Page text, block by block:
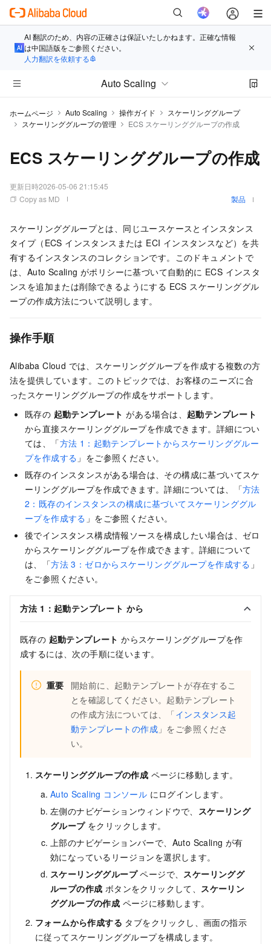
AI 翻訳のため、内容の正確さは保証いたしかねます。正確な情報
は中国語版をご参照ください。
人力翻訳を依頼する
Auto Scaling
ホームページ Auto Scaling 操作ガイド
スケーリンググループ
スケーリンググループの管理
ECS スケーリンググループの作成
ECS スケーリンググループの作成
更新日時2026-05-06 21:15:45
Copy as MD
製品
スケーリンググループとは、同じユースケースとインスタンス
タイプ（ECS インスタンスまたは ECI インスタンスなど）を共
有するインスタンスのコレクションです。このドキュメントで
は、Auto Scaling がポリシーに基づいて自動的に ECS インスタ
ンスを追加または削除できるようにする ECS スケーリンググル
ープの作成方法について説明します。
操作手順
Alibaba Cloud では、スケーリンググループを作成する複数の方
法を提供しています。このトピックでは、お客様のニーズに合
ったスケーリンググループの作成をサポートします。
既存の 起動テンプレート がある場合は、 起動テンプレート
から直接スケーリンググループを作成できます。詳細につい
ては、「方法 1：起動テンプレートからスケーリンググルー
プを作成する 」をご参照ください。
既存のインスタンスがある場合は、その構成に基づいてスケ
ーリンググループを作成できます。詳細については、「方法
2：既存のインスタンスの構成に基づいてスケーリンググル
ープを作成する 」をご参照ください。
後でインスタンス構成情報ソースを構成したい場合は、ゼロ
からスケーリンググループを作成できます。詳細について
は、「方法 3：ゼロからスケーリンググループを作成する 」
をご参照ください。
方法 1： 起動テンプレート から
既存の 起動テンプレート からスケーリンググループを作
成するには、次の手順に従います。
重要
開始前に、起動テンプレートが存在するこ
とを確認してください。起動テンプレート
の作成方法については、「インスタンス起
動テンプレートの作成 」をご参照くださ
い。
スケーリンググループの作成 ページに移動します。
Auto Scaling コンソール にログインします。
左側のナビゲーションウィンドウで、 スケーリング
グループをクリックします。
上部のナビゲーションバーで、Auto Scaling が有
効になっているリージョンを選択します。
スケーリンググループページで、 スケーリンググ
ループの作成 ボタンをクリックして、 スケーリン
ググループの作成 ページに移動します。
フォームから作成する タブをクリックし、画面の指示
に従ってスケーリンググループを構成します。